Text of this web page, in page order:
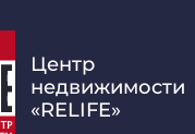
Центр
недвижимости
«RELIFE»